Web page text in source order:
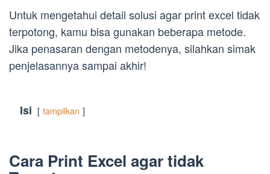
Untuk mengetahui detail solusi agar print excel tidak
terpotong, kamu bisa gunakan beberapa metode.
Jika penasaran dengan metodenya, silahkan simak
penjelasannya sampai akhir!
Isi tampilkan
Cara Print Excel agar tidak